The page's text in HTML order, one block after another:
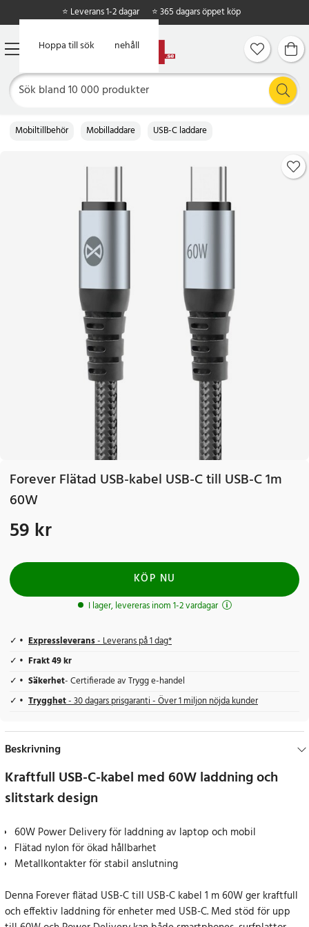
Hoppa till huvudinnehåll
Hoppa till sök
⭐ Leverans 1-2 dagar ⭐ 365 dagars öppet köp
Mobiltillbehör Mobilladdare USB-C laddare
Forever Flätad USB-kabel USB-C till USB-C 1m
60W
Pris: 59 kr
59 kr
KÖP NU
I lager, levereras inom 1-2 vardagar
Expressleverans- Leverans på 1 dag*
Frakt 49 kr
Säkerhet- Certifierade av Trygg e-handel
Trygghet- 30 dagars prisgaranti - Över 1 miljon nöjda kunder
Beskrivning
Kraftfull USB-C-kabel med 60W laddning och
slitstark design
60W Power Delivery för laddning av laptop och mobil
Flätad nylon för ökad hållbarhet
Metallkontakter för stabil anslutning
Denna Forever flätad USB-C till USB-C kabel 1 m 60W ger kraftfull
och effektiv laddning för enheter med USB-C. Med stöd för upp